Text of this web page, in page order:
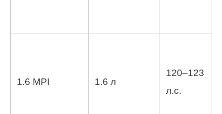
1.6 MPI 1.6 л
120–123
л.с.